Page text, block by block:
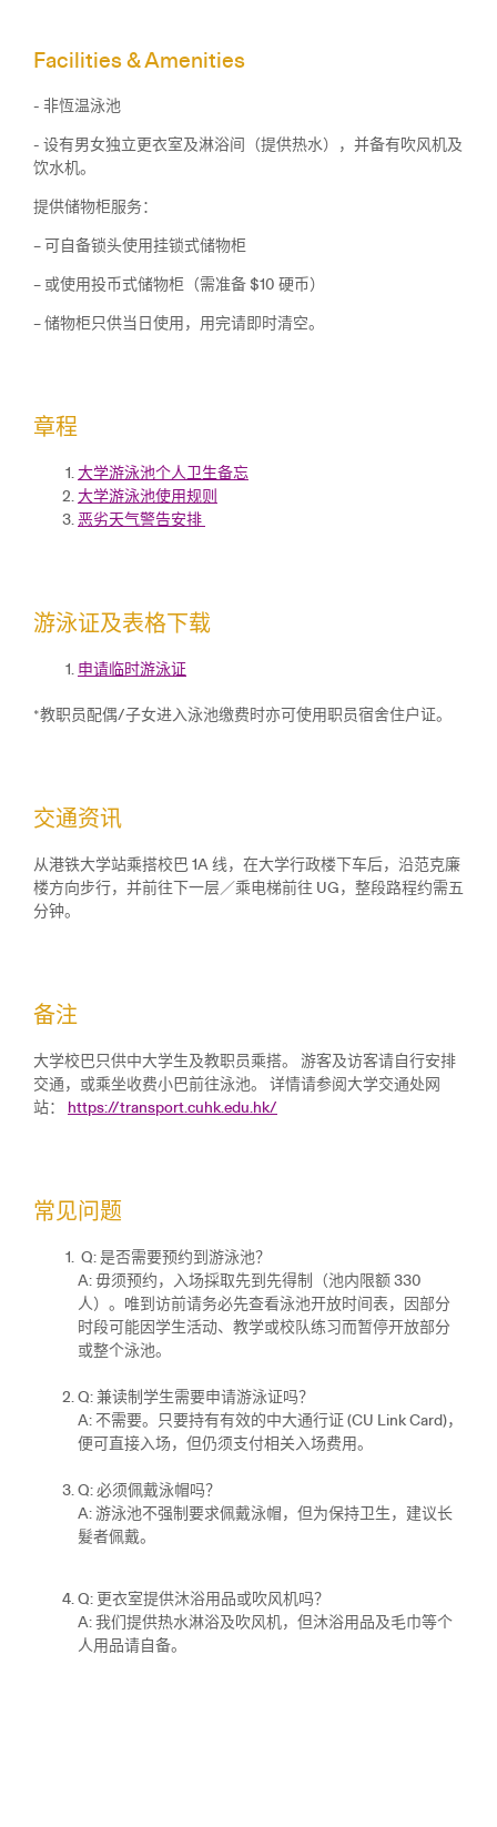
Facilities & Amenities
- 非恆温泳池
- 设有男女独立更衣室及淋浴间（提供热水），并备有吹风机及
饮水机。
提供储物柜服务：
– 可自备锁头使用挂锁式储物柜
– 或使用投币式储物柜（需准备 $10 硬币）
– 储物柜只供当日使用，用完请即时清空。
章程
大学游泳池个人卫生备忘
大学游泳池使用规则
恶劣天气警告安排
游泳证及表格下载
申请临时游泳证
*教职员配偶/子女进入泳池缴费时亦可使用职员宿舍住户证。
交通资讯
从港铁大学站乘搭校巴 1A 线，在大学行政楼下车后，沿范克廉
楼方向步行，并前往下一层／乘电梯前往 UG，整段路程约需五
分钟。
备注
大学校巴只供中大学生及教职员乘搭。 游客及访客请自行安排
交通，或乘坐收费小巴前往泳池。 详情请参阅大学交通处网
站： https://transport.cuhk.edu.hk/
常见问题
Q: 是否需要预约到游泳池？
A: 毋须预约，入场採取先到先得制（池内限额 330
人）。唯到访前请务必先查看泳池开放时间表，因部分
时段可能因学生活动、教学或校队练习而暂停开放部分
或整个泳池。
Q: 兼读制学生需要申请游泳证吗？
A: 不需要。只要持有有效的中大通行证 (CU Link Card)，
便可直接入场，但仍须支付相关入场费用。
Q: 必须佩戴泳帽吗？
A: 游泳池不强制要求佩戴泳帽，但为保持卫生，建议长
髮者佩戴。
Q: 更衣室提供沐浴用品或吹风机吗？
A: 我们提供热水淋浴及吹风机，但沐浴用品及毛巾等个
人用品请自备。